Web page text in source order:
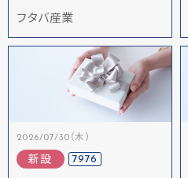
フタバ産業
2026/07/30（木）
新設 7976